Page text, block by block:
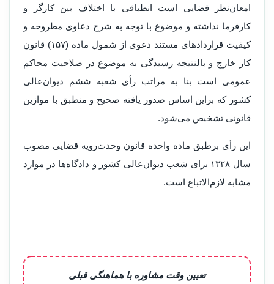
امعان‌نظر قضایی است انطباقی با اختلاف بین کارگر و
کارفرما نداشته و موضوع با توجه به شرح دعاو‌ی مطرو‌حه و
کیفیت قراردادهای مستند دعوی از شمول ماده (۱۵۷) قانون
کار خارج و بالنتیجه رسیدگی به موضوع در صلاحیت محاکم
عمومی است بنا به مراتب رأی شعبه ششم دیوان‌عالی
کشور که براین اساس صدو‌ر یافته صحیح و منطبق با موازین
قانونی تشخیص می‌شود.
این رأی برطبق ماده و‌احده قانون و‌حدت‌رو‌یه قضایی مصوب
سال ۱۳۲۸ برای شعب دیوان‌عالی کشور و دادگاه‌ها در موارد
مشابه لازم‌الاتباع است.
تعیین وقت مشاوره با هماهنگی قبلی